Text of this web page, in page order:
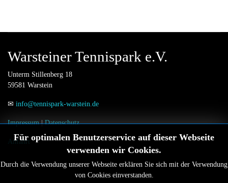
Für optimalen Benutzerservice auf dieser Webseite
verwenden wir Cookies.
Durch die Verwendung unserer Webseite erklären Sie sich mit der Verwendung
von Cookies einverstanden.
Warsteiner Tennispark e.V.
Unterm Stillenberg 18
59581 Warstein
✉ info@tennispark-warstein.de
Impressum|Datenschutz
Anfahrt